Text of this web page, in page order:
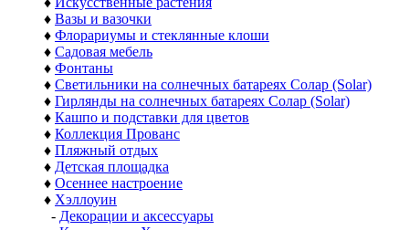
♦ Вазы и вазочки
♦ Флорариумы и стеклянные клоши
♦ Садовая мебель
♦ Фонтаны
♦ Светильники на солнечных батареях Солар (Solar)
♦ Гирлянды на солнечных батареях Солар (Solar)
♦ Кашпо и подставки для цветов
♦ Коллекция Прованс
♦ Пляжный отдых
♦ Детская площадка
♦ Осеннее настроение
♦ Хэллоуин
- Декорации и аксессуары